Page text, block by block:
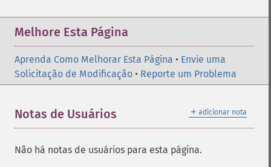
Melhore Esta Página
Aprenda Como Melhorar Esta Página • Envie uma
Solicitação de Modificação • Reporte um Problema
＋ adicionar nota
Notas de Usuários
Não há notas de usuários para esta página.